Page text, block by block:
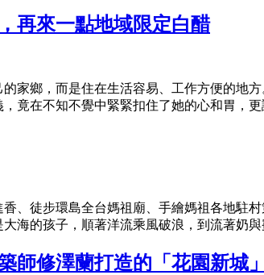
再來一點地域限定白醋
家鄉，而是住在生活容易、工作方便的地
竟在不知不覺中緊緊扣住了她的心和胃，
、徒步環島全台媽祖廟、手繪媽祖各地駐
的孩子，順著洋流乘風破浪，到流著奶
師修澤蘭打造的「花園新城」